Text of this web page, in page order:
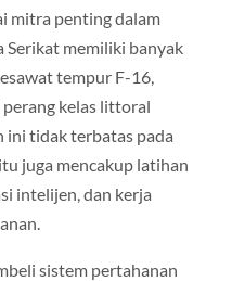
mitra penting dalam
Serikat memiliki banyak
tempur F-16,
kelas littoral
ini tidak terbatas pada
juga mencakup latihan
intelijen, dan kerja
sistem pertahanan